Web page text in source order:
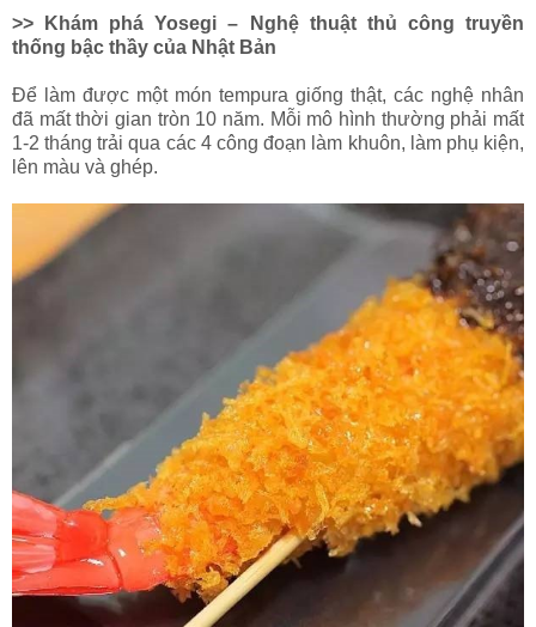
>> Khám phá Yosegi – Nghệ thuật thủ công truyền
thống bậc thầy của Nhật Bản
Để làm được một món tempura giống thật, các nghệ nhân
đã mất thời gian tròn 10 năm. Mỗi mô hình thường phải mất
1-2 tháng trải qua các 4 công đoạn làm khuôn, làm phụ kiện,
lên màu và ghép.